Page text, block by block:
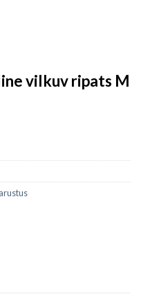
vilkuv ripats M